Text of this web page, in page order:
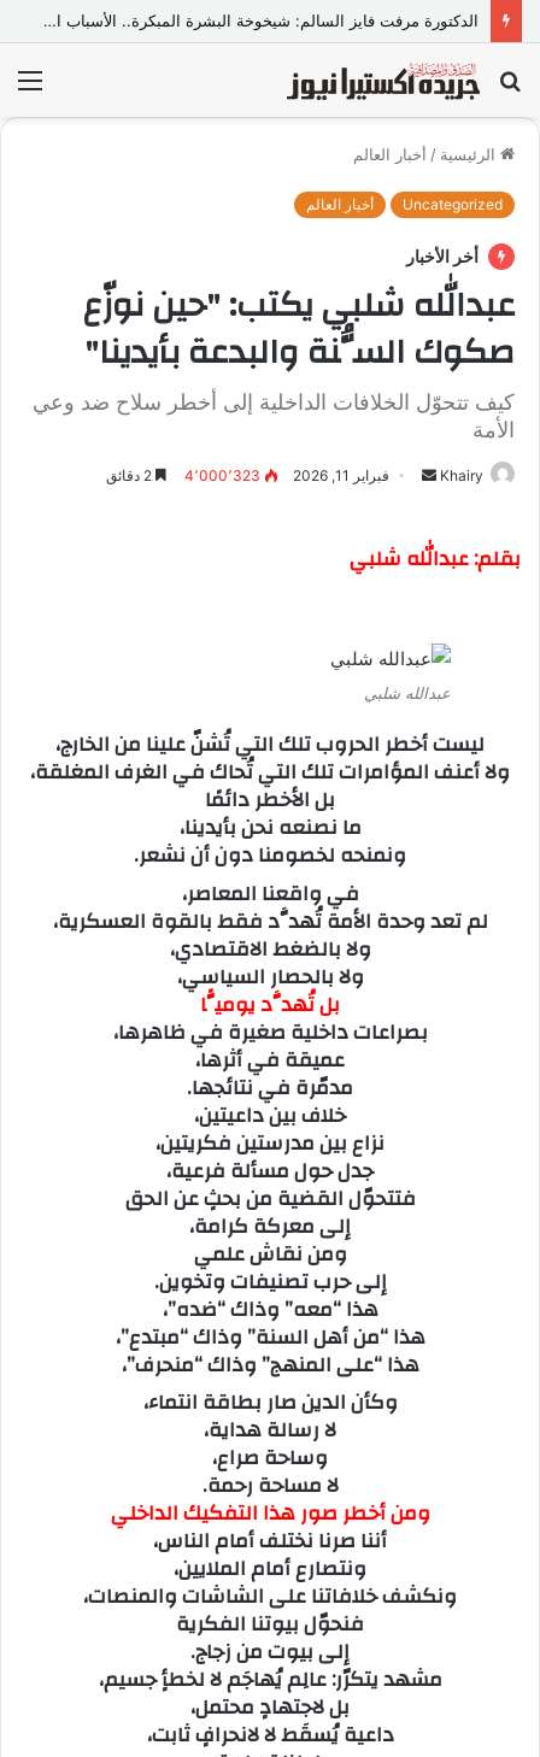
الدكتورة مرفت فايز السالم: شيخوخة البشرة المبكرة.. الأسباب الخفية وأحدث الحلول الطبية للحفاظ على نضارة الجلد
بحث
عن
الرئيسية / أخبار العالم
Uncategorized أخبار العالم
أخر الأخبار
عبدالله شلبي يكتب: "حين نوزّع
صكوك السُّنة والبدعة بأيدينا"
كيف تتحوّل الخلافات الداخلية إلى أخطر سلاح ضد وعي
الأمة
Khairy
ل
ل
ي
فبراير 11, 2026 4٬000٬323
بقلم: عبدالله شلبي
عبدالله شلبي
ليست أخطر الحروب تلك التي تُشنّ علينا من الخارج،
ولا أعنف المؤامرات تلك التي تُحاك في الغرف المغلقة،
بل الأخطر دائمًا
ما نصنعه نحن بأيدينا،
ونمنحه لخصومنا دون أن نشعر.
في واقعنا المعاصر،
لم تعد وحدة الأمة تُهدَّد فقط بالقوة العسكرية،
ولا بالضغط الاقتصادي،
ولا بالحصار السياسي،
بل تُهدَّد يوميًّا
بصراعات داخلية صغيرة في ظاهرها،
عميقة في أثرها،
مدمّرة في نتائجها.
خلاف بين داعيتين،
نزاع بين مدرستين فكريتين،
جدل حول مسألة فرعية،
فتتحوّل القضية من بحثٍ عن الحق
إلى معركة كرامة،
ومن نقاش علمي
إلى حرب تصنيفات وتخوين.
هذا “معه” وذاك “ضده”،
هذا “من أهل السنة” وذاك “مبتدع”،
هذا “على المنهج” وذاك “منحرف”،
وكأن الدين صار بطاقة انتماء،
لا رسالة هداية،
وساحة صراع،
لا مساحة رحمة.
ومن أخطر صور هذا التفكيك الداخلي
أننا صرنا نختلف أمام الناس،
ونتصارع أمام الملايين،
ونكشف خلافاتنا على الشاشات والمنصات،
فنحوّل بيوتنا الفكرية
إلى بيوت من زجاج.
مشهد يتكرّر: عالِم يُهاجَم لا لخطأٍ جسيم،
بل لاجتهادٍ محتمل،
داعية يُسقَط لا لانحرافٍ ثابت،